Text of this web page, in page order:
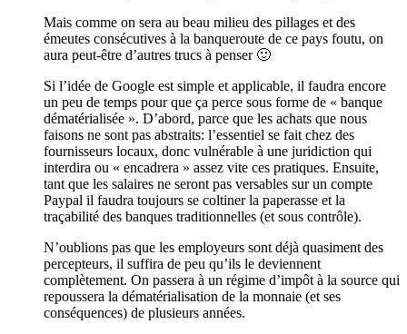
Mais comme on sera au beau milieu des pillages et des
émeutes consécutives à la banqueroute de ce pays foutu, on
aura peut-être d’autres trucs à penser 🙂
Si l’idée de Google est simple et applicable, il faudra encore
un peu de temps pour que ça perce sous forme de « banque
dématérialisée ». D’abord, parce que les achats que nous
faisons ne sont pas abstraits: l’essentiel se fait chez des
fournisseurs locaux, donc vulnérable à une juridiction qui
interdira ou « encadrera » assez vite ces pratiques. Ensuite,
tant que les salaires ne seront pas versables sur un compte
Paypal il faudra toujours se coltiner la paperasse et la
traçabilité des banques traditionnelles (et sous contrôle).
N’oublions pas que les employeurs sont déjà quasiment des
percepteurs, il suffira de peu qu’ils le deviennent
complètement. On passera à un régime d’impôt à la source qui
repoussera la dématérialisation de la monnaie (et ses
conséquences) de plusieurs années.